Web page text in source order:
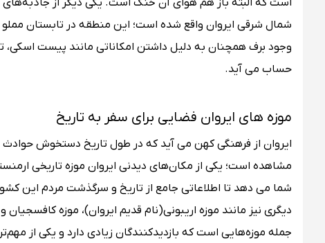
شمال شرقی ایروان واقع شده است؛ این منطقه در تابستان مملو
وجود برف همچنان به دلیل داشتن امکاناتی مانند پیست اسکی،
حساب می آید.
موزه‌ های ایروان فضایی برای سفر به تاریخ
ایروان از فرهنگی کهن می آید که در طول تاریخ دستخوش حوادث
مشاهده است؛ یکی از مکان‌های دیدنی ایروان موزه تاریخی
شما می دهد تا اطلاعاتی جامع از تاریخ و سرگذشت مردم این
دیگری نیز مانند موزه اریبونی(نام قدیم ایروان)، موزه